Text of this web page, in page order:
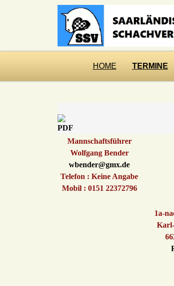
HOME TERMINE
Mannschaftsführer
Wolfgang Bender
wbender@gmx.de
Telefon : Keine Angabe
Mobil : 0151 22372796
1a-